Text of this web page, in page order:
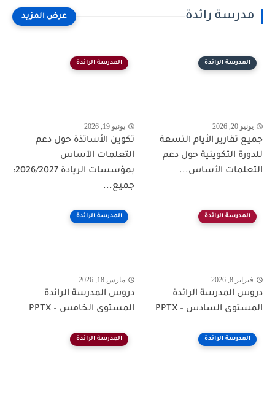
مدرسة رائدة
المدرسة الرائدة
يونيو 20, 2026
جميع تقارير الأيام التسعة
للدورة التكوينية حول دعم
التعلمات الأساس...
المدرسة الرائدة
يونيو 19, 2026
تكوين الأساتذة حول دعم
التعلمات الأساس
بمؤسسات الريادة 2026/2027:
جميع...
المدرسة الرائدة
فبراير 8, 2026
دروس المدرسة الرائدة
المستوى السادس – PPTX
المدرسة الرائدة
مارس 18, 2026
دروس المدرسة الرائدة
المستوى الخامس – PPTX
المدرسة الرائدة المدرسة الرائدة